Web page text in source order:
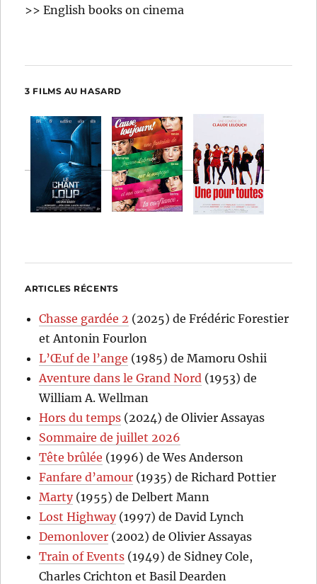
>> English books on cinema
3 FILMS AU HASARD
ARTICLES RÉCENTS
Chasse gardée 2 (2025) de Frédéric Forestier
et Antonin Fourlon
L’Œuf de l’ange (1985) de Mamoru Oshii
Aventure dans le Grand Nord (1953) de
William A. Wellman
Hors du temps (2024) de Olivier Assayas
Sommaire de juillet 2026
Tête brûlée (1996) de Wes Anderson
Fanfare d’amour (1935) de Richard Pottier
Marty(1955) de Delbert Mann
Lost Highway(1997) de David Lynch
Demonlover (2002) de Olivier Assayas
Train of Events (1949) de Sidney Cole,
Charles Crichton et Basil Dearden